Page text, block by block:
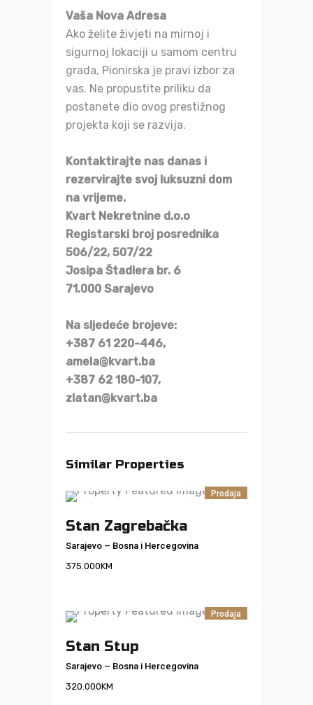
Vaša Nova Adresa
Ako želite živjeti na mirnoj i
sigurnoj lokaciji u samom centru
grada, Pionirska je pravi izbor za
vas. Ne propustite priliku da
postanete dio ovog prestižnog
projekta koji se razvija.
Kontaktirajte nas danas i
rezervirajte svoj luksuzni dom
na vrijeme.
Kvart Nekretnine d.o.o
Registarski broj posrednika
506/22, 507/22
Josipa Štadlera br. 6
71.000 Sarajevo
Na sljedeće brojeve:
+387 61 220-446,
amela@kvart.ba
+387 62 180-107,
zlatan@kvart.ba
Similar Properties
Prodaja
Stan Zagrebačka
Sarajevo – Bosna i Hercegovina
375.000KM
Prodaja
Stan Stup
Sarajevo – Bosna i Hercegovina
320.000KM